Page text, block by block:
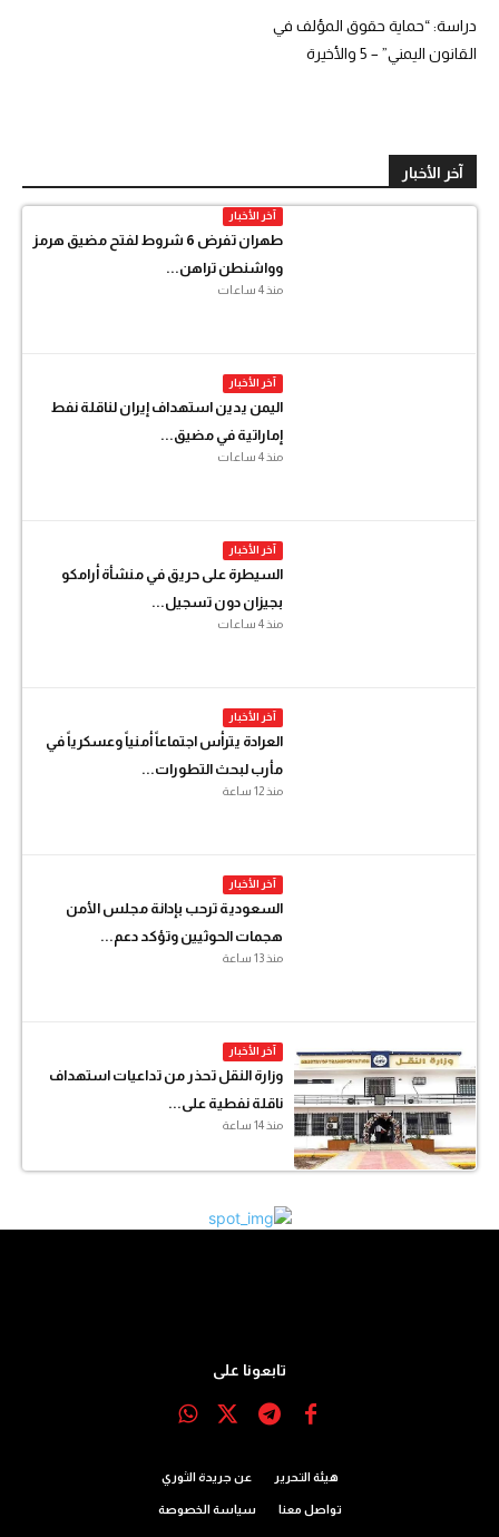
دراسة: “حماية حقوق المؤلف في
القانون اليمني” – 5 والأخيرة
آخر الأخبار
آخر الأخبار
طهران تفرض 6 شروط لفتح مضيق هرمز
وواشنطن تراهن...
منذ 4 ساعات
آخر الأخبار
اليمن يدين استهداف إيران لناقلة نفط
إماراتية في مضيق...
منذ 4 ساعات
آخر الأخبار
السيطرة على حريق في منشأة أرامكو
بجيزان دون تسجيل...
منذ 4 ساعات
آخر الأخبار
العرادة يترأس اجتماعاً أمنياً وعسكرياً في
مأرب لبحث التطورات...
منذ 12 ساعة
آخر الأخبار
السعودية ترحب بإدانة مجلس الأمن
هجمات الحوثيين وتؤكد دعم...
منذ 13 ساعة
آخر الأخبار
وزارة النقل تحذر من تداعيات استهداف
ناقلة نفطية على...
منذ 14 ساعة
تابعونا على
هيئة التحرير عن جريدة الثوري
تواصل معنا سياسة الخصوصة